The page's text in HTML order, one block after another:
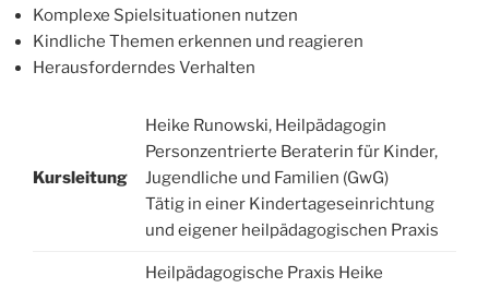
Komplexe Spielsituationen nutzen
Kindliche Themen erkennen und reagieren
Herausforderndes Verhalten
Kursleitung
Heike Runowski, Heilpädagogin
Personzentrierte Beraterin für Kinder,
Jugendliche und Familien (GwG)
Tätig in einer Kindertageseinrichtung
und eigener heilpädagogischen Praxis
Heilpädagogische Praxis Heike